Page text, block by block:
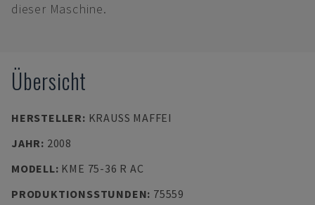
dieser Maschine.
Übersicht
HERSTELLER: KRAUSS MAFFEI
JAHR: 2008
MODELL: KME 75-36 R AC
PRODUKTIONSSTUNDEN: 75559